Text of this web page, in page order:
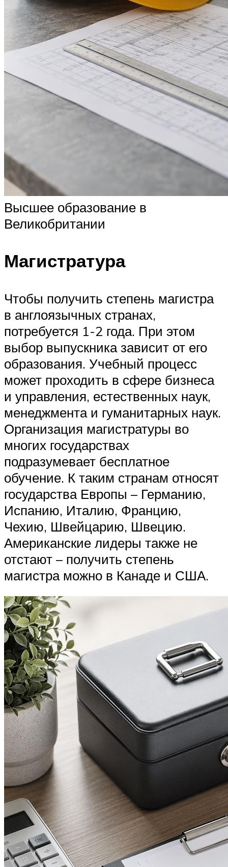
Высшее образование в
Великобритании
Магистратура
Чтобы получить степень магистра
в англоязычных странах,
потребуется 1-2 года. При этом
выбор выпускника зависит от его
образования. Учебный процесс
может проходить в сфере бизнеса
и управления, естественных наук,
менеджмента и гуманитарных наук.
Организация магистратуры во
многих государствах
подразумевает бесплатное
обучение. К таким странам относят
государства Европы – Германию,
Испанию, Италию, Францию,
Чехию, Швейцарию, Швецию.
Американские лидеры также не
отстают – получить степень
магистра можно в Канаде и США.